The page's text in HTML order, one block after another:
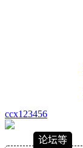
ccx123456
论坛等